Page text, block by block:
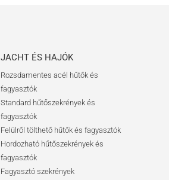
JACHT ÉS HAJÓK
Rozsdamentes acél hűtők és
fagyasztók
Standard hűtőszekrények és
fagyasztók
Felülről tölthető hűtők és fagyasztók
Hordozható hűtőszekrények és
fagyasztók
Fagyasztó szekrények